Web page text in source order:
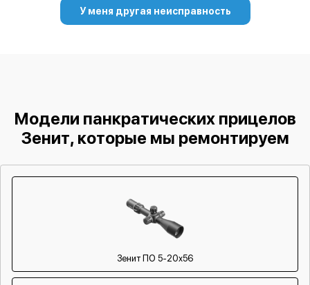
У меня другая неисправность
Модели панкратических прицелов
Зенит, которые мы ремонтируем
Зенит ПO 5-20x56